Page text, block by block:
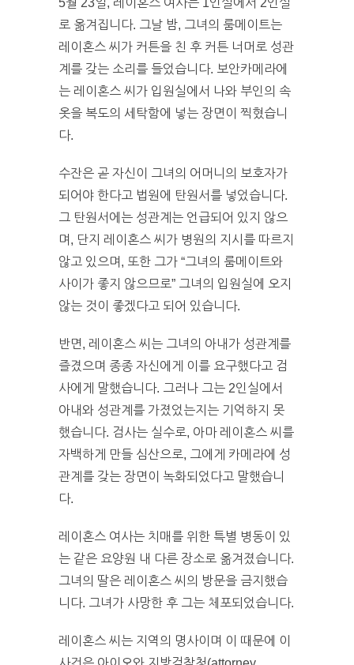
로 옮겨집니다. 그날 밤, 그녀의 룸메이트는
레이혼스 씨가 커튼을 친 후 커튼 너머로 성관
계를 갖는 소리를 들었습니다. 보안카메라에
는 레이혼스 씨가 입원실에서 나와 부인의 속
옷을 복도의 세탁함에 넣는 장면이 찍혔습니
다.
수잔은 곧 자신이 그녀의 어머니의 보호자가
되어야 한다고 법원에 탄원서를 넣었습니다.
그 탄원서에는 성관계는 언급되어 있지 않으
며, 단지 레이혼스 씨가 병원의 지시를 따르지
않고 있으며, 또한 그가 “그녀의 룸메이트와
사이가 좋지 않으므로” 그녀의 입원실에 오지
않는 것이 좋겠다고 되어 있습니다.
반면, 레이혼스 씨는 그녀의 아내가 성관계를
즐겼으며 종종 자신에게 이를 요구했다고 검
사에게 말했습니다. 그러나 그는 2인실에서
아내와 성관계를 가졌었는지는 기억하지 못
했습니다. 검사는 실수로, 아마 레이혼스 씨를
자백하게 만들 심산으로, 그에게 카메라에 성
관계를 갖는 장면이 녹화되었다고 말했습니
다.
레이혼스 여사는 치매를 위한 특별 병동이 있
는 같은 요양원 내 다른 장소로 옮겨졌습니다.
그녀의 딸은 레이혼스 씨의 방문을 금지했습
니다. 그녀가 사망한 후 그는 체포되었습니다.
레이혼스 씨는 지역의 명사이며 이 때문에 이